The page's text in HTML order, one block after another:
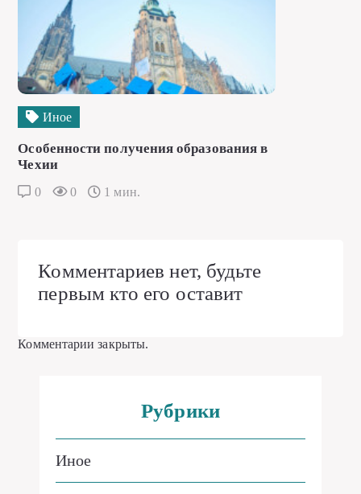
Иное
Особенности получения образования в
Чехии
0 0 1 мин.
Комментариев нет, будьте
первым кто его оставит
Комментарии закрыты.
Рубрики
Иное